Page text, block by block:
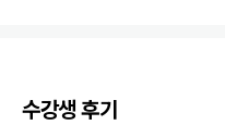
수강생 후기